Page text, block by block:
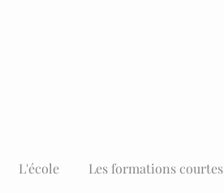
L'école Les formations courtes